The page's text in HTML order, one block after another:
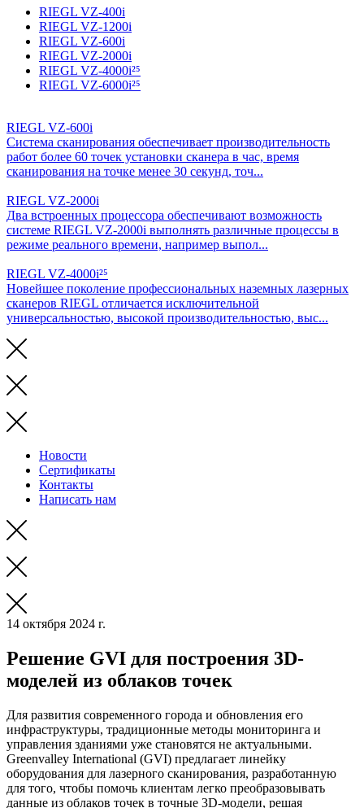
RIEGL VZ-400i
RIEGL VZ-1200i
RIEGL VZ-600i
RIEGL VZ-2000i
RIEGL VZ-4000i²⁵
RIEGL VZ-6000i²⁵
RIEGL VZ-600i
Система сканирования обеспечивает производительность
работ более 60 точек установки сканера в час, время
сканирования на точке менее 30 секунд, точ...
RIEGL VZ-2000i
Два встроенных процессора обеспечивают возможность
системе RIEGL VZ-2000i выполнять различные процессы в
режиме реального времени, например выпол...
RIEGL VZ-4000i²⁵
Новейшее поколение профессиональных наземных лазерных
сканеров RIEGL отличается исключительной
универсальностью, высокой производительностью, выс...
Новости
Сертификаты
Контакты
Написать нам
14 октября 2024 г.
Решение GVI для построения 3D-
моделей из облаков точек
Для развития современного города и обновления его
инфраструктуры, традиционные методы мониторинга и
управления зданиями уже становятся не актуальными.
Greenvalley International (GVI) предлагает линейку
оборудования для лазерного сканирования, разработанную
для того, чтобы помочь клиентам легко преобразовывать
данные из облаков точек в точные 3D-модели, решая